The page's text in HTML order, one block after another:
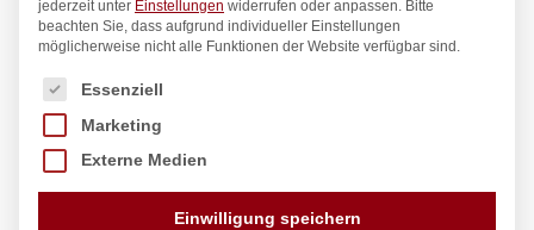
jederzeit unter Einstellungen widerrufen oder anpassen. Bitte
beachten Sie, dass aufgrund individueller Einstellungen
möglicherweise nicht alle Funktionen der Website verfügbar sind.
Es folgt eine Liste der Service-Gruppen, für die eine
Essenziell
Marketing
Externe Medien
Einwilligung speichern